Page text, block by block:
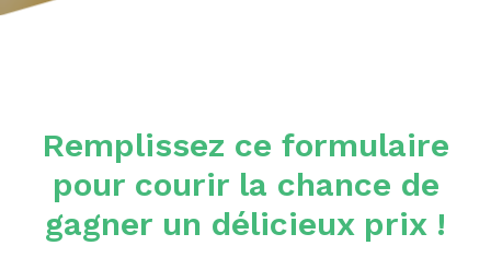
Remplissez ce formulaire
pour courir la chance de
gagner un délicieux prix !